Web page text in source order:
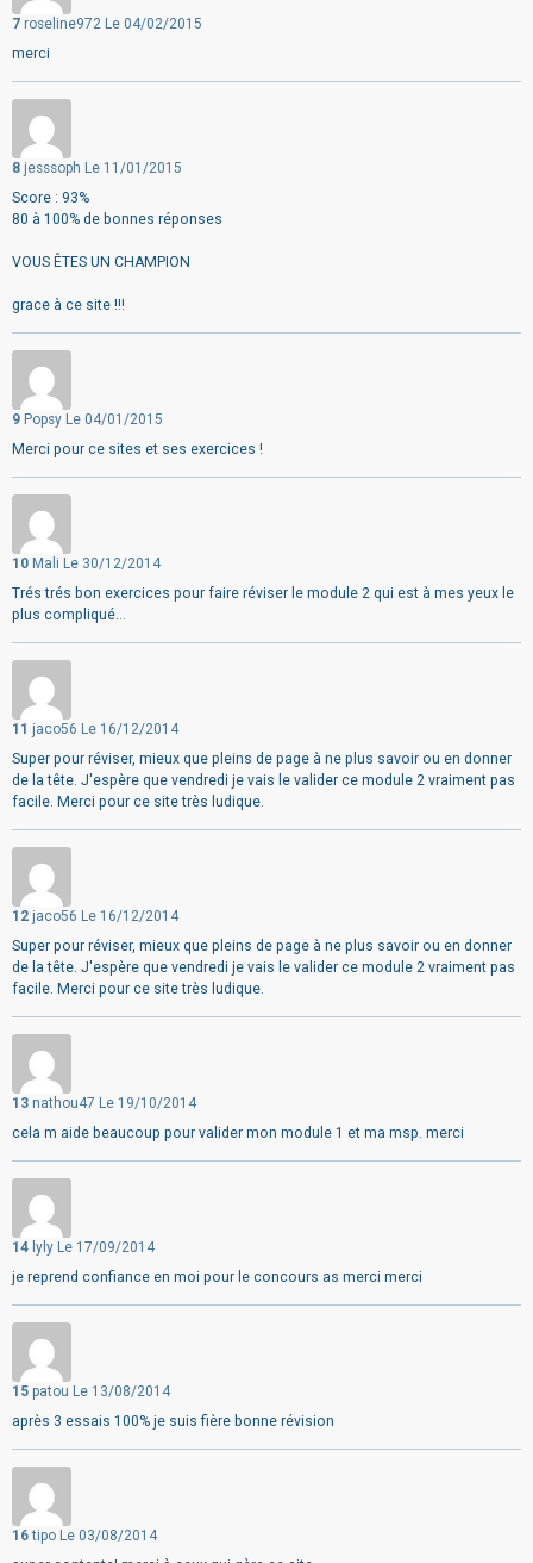
7 roseline972 Le 04/02/2015
merci
8 jesssoph Le 11/01/2015
Score : 93%
80 à 100% de bonnes réponses
VOUS ÊTES UN CHAMPION
grace à ce site !!!
9 Popsy Le 04/01/2015
Merci pour ce sites et ses exercices !
10 Mali Le 30/12/2014
Trés trés bon exercices pour faire réviser le module 2 qui est à mes yeux le
plus compliqué...
11 jaco56 Le 16/12/2014
Super pour réviser, mieux que pleins de page à ne plus savoir ou en donner
de la tête. J'espère que vendredi je vais le valider ce module 2 vraiment pas
facile. Merci pour ce site très ludique.
12 jaco56 Le 16/12/2014
Super pour réviser, mieux que pleins de page à ne plus savoir ou en donner
de la tête. J'espère que vendredi je vais le valider ce module 2 vraiment pas
facile. Merci pour ce site très ludique.
13 nathou47 Le 19/10/2014
cela m aide beaucoup pour valider mon module 1 et ma msp. merci
14 lyly Le 17/09/2014
je reprend confiance en moi pour le concours as merci merci
15 patou Le 13/08/2014
après 3 essais 100% je suis fière bonne révision
16 tipo Le 03/08/2014